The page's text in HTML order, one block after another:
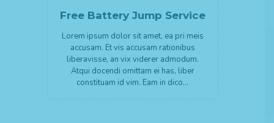
Free Battery Jump Service
Lorem ipsum dolor sit amet, ea pri meis
accusam. Et vis accusam rationibus
liberavisse, an vix viderer admodum.
Atqui docendi omittam ei has, liber
constituam id vim. Eam in dico…